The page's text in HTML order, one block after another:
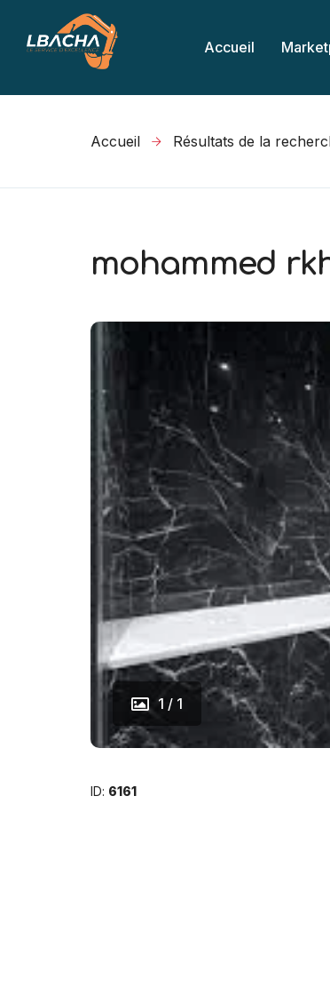
Accueil
Accueil Résultats de la
mohammed
1 / 1
ID: 6161